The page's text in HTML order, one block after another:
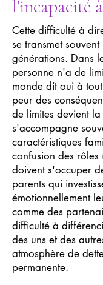
l'incapacité
Cette difficulté à
se transmet
générations. Dans
personne n'a de
monde dit oui à
peur des
de limites devient
s'accompagne
caractéristiques
confusion des rôles
doivent s'occuper
parents qui
émotionnellement
comme des
difficulté à
des uns et des
atmosphère de
permanente.